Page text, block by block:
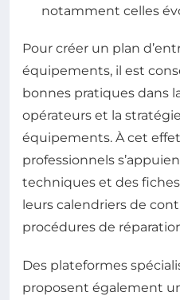
notamment celles
Pour créer un plan
équipements, il est
bonnes pratiques dans
opérateurs et la
équipements. À cet
professionnels
techniques et des
leurs calendriers de
procédures de
Des plateformes
proposent également